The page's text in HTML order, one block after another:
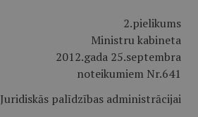
2.pielikums
Ministru kabineta
2012.gada 25.septembra
noteikumiem Nr.641
Juridiskās palīdzības administrācijai